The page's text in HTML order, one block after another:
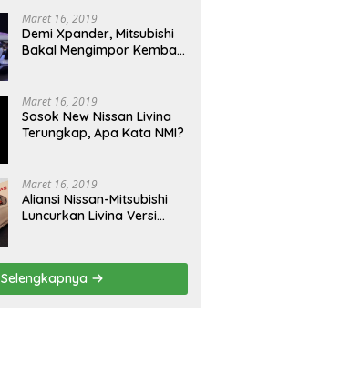
Maret 16, 2019
Demi Xpander, Mitsubishi
Bakal Mengimpor Kembali
Maret 16, 2019
Sosok New Nissan Livina
Terungkap, Apa Kata NMI?
Maret 16, 2019
Aliansi Nissan-Mitsubishi
Luncurkan Livina Versi
Selengkapnya